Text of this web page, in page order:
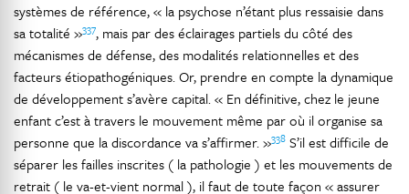
systèmes de référence, « la psychose n’étant plus ressaisie dans
sa totalité »337, mais par des éclairages partiels du côté des
mécanismes de défense, des modalités relationnelles et des
facteurs étiopathogéniques. Or, prendre en compte la dynamique
de développement s’avère capital. « En définitive, chez le jeune
enfant c’est à travers le mouvement même par où il organise sa
personne que la discordance va s’affirmer. »338 S’il est difficile de
séparer les failles inscrites ( la pathologie ) et les mouvements de
retrait ( le va-et-vient normal ), il faut de toute façon « assurer